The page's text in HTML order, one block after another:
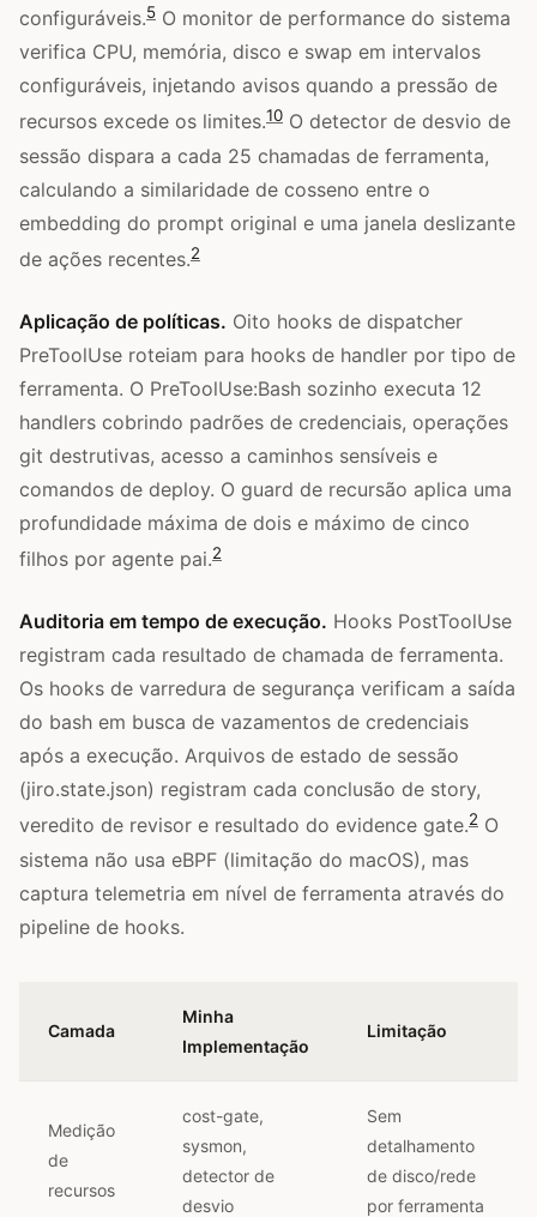
configuráveis.5 O monitor de performance do sistema
verifica CPU, memória, disco e swap em intervalos
configuráveis, injetando avisos quando a pressão de
recursos excede os limites.10 O detector de desvio de
sessão dispara a cada 25 chamadas de ferramenta,
calculando a similaridade de cosseno entre o
embedding do prompt original e uma janela deslizante
de ações recentes.2
Aplicação de políticas. Oito hooks de dispatcher
PreToolUse roteiam para hooks de handler por tipo de
ferramenta. O PreToolUse:Bash sozinho executa 12
handlers cobrindo padrões de credenciais, operações
git destrutivas, acesso a caminhos sensíveis e
comandos de deploy. O guard de recursão aplica uma
profundidade máxima de dois e máximo de cinco
filhos por agente pai.2
Auditoria em tempo de execução. Hooks PostToolUse
registram cada resultado de chamada de ferramenta.
Os hooks de varredura de segurança verificam a saída
do bash em busca de vazamentos de credenciais
após a execução. Arquivos de estado de sessão
(jiro.state.json) registram cada conclusão de story,
veredito de revisor e resultado do evidence gate.2 O
sistema não usa eBPF (limitação do macOS), mas
captura telemetria em nível de ferramenta através do
pipeline de hooks.
Camada
Minha
Implementação
Limitação
Medição
de
recursos
cost-gate,
sysmon,
detector de
desvio
Sem
detalhamento
de disco/rede
por ferramenta